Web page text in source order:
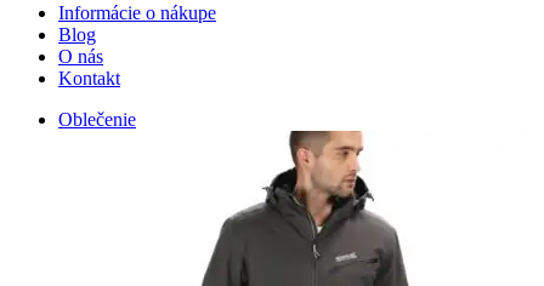
Informácie o nákupe
Blog
O nás
Kontakt
Oblečenie